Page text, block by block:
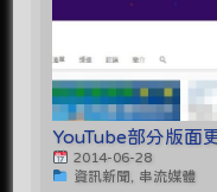
YouTube部分版面
2014-06-28
資訊新聞, 串流媒體